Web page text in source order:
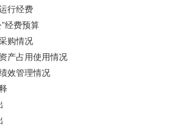
行经费
经费预算
购情况
产占用使用情况
效管理情况